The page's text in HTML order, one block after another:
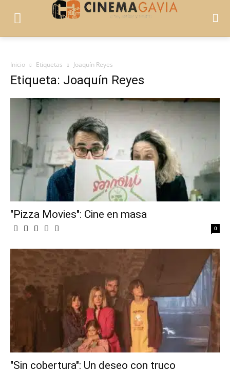
Inicio Etiquetas Joaquín Reyes
Etiqueta: Joaquín Reyes
"Pizza Movies": Cine en masa
0
"Sin cobertura": Un deseo con truco